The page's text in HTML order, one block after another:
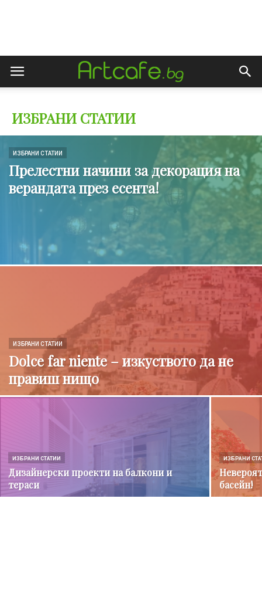
ИЗБРАНИ СТАТИИ
ИЗБРАНИ СТАТИИ
Прелестни начини за декорация на
верандата през есента!
ИЗБРАНИ СТАТИИ
Dolce far niente – изкуството да не
правиш нищо
ИЗБРАНИ СТАТИИ
Дизайнерски проекти на балкони и
тераси
ИЗБРАНИ
басейн!